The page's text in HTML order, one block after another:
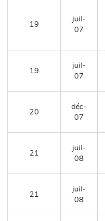
19
juil-
07
19
juil-
07
20
déc-
07
21
juil-
08
21
juil-
08